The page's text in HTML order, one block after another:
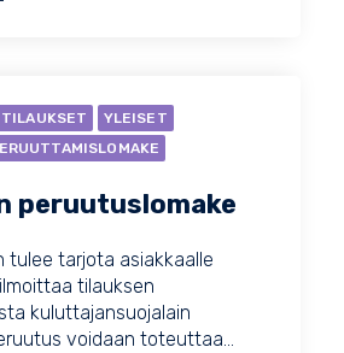
TILAUKSET
YLEISET
peruutuslomake
tulee tarjota asiakkaalle
tilauksen
kuluttajansuojalain
voidaan toteuttaa...